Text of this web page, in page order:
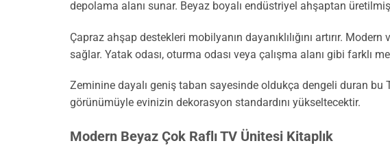
depolama alanı sunar. Beyaz boyalı endüstriyel ahşaptan
Çapraz ahşap destekleri mobilyanın dayanıklılığını artırır.
sağlar. Yatak odası, oturma odası veya çalışma alanı gibi farklı
Zeminine dayalı geniş taban sayesinde oldukça dengeli duran bu
görünümüyle evinizin dekorasyon standardını yükseltecektir.
Modern Beyaz Çok Raflı TV Ünitesi Kitaplık